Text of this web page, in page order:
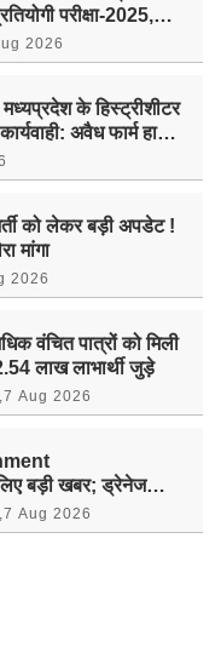
परीक्षा-2025,
की विचारित सूची
2026
के हिस्ट्रीशीटर
अवैध फार्म हाउस
को लेकर बड़ी अपडेट !
मांगा
2026
वंचित पात्रों को मिली
लाख लाभार्थी जुड़े
Aug 2026
बड़ी खबर; ड्रेनेज
रूपए मंजूर
Aug 2026